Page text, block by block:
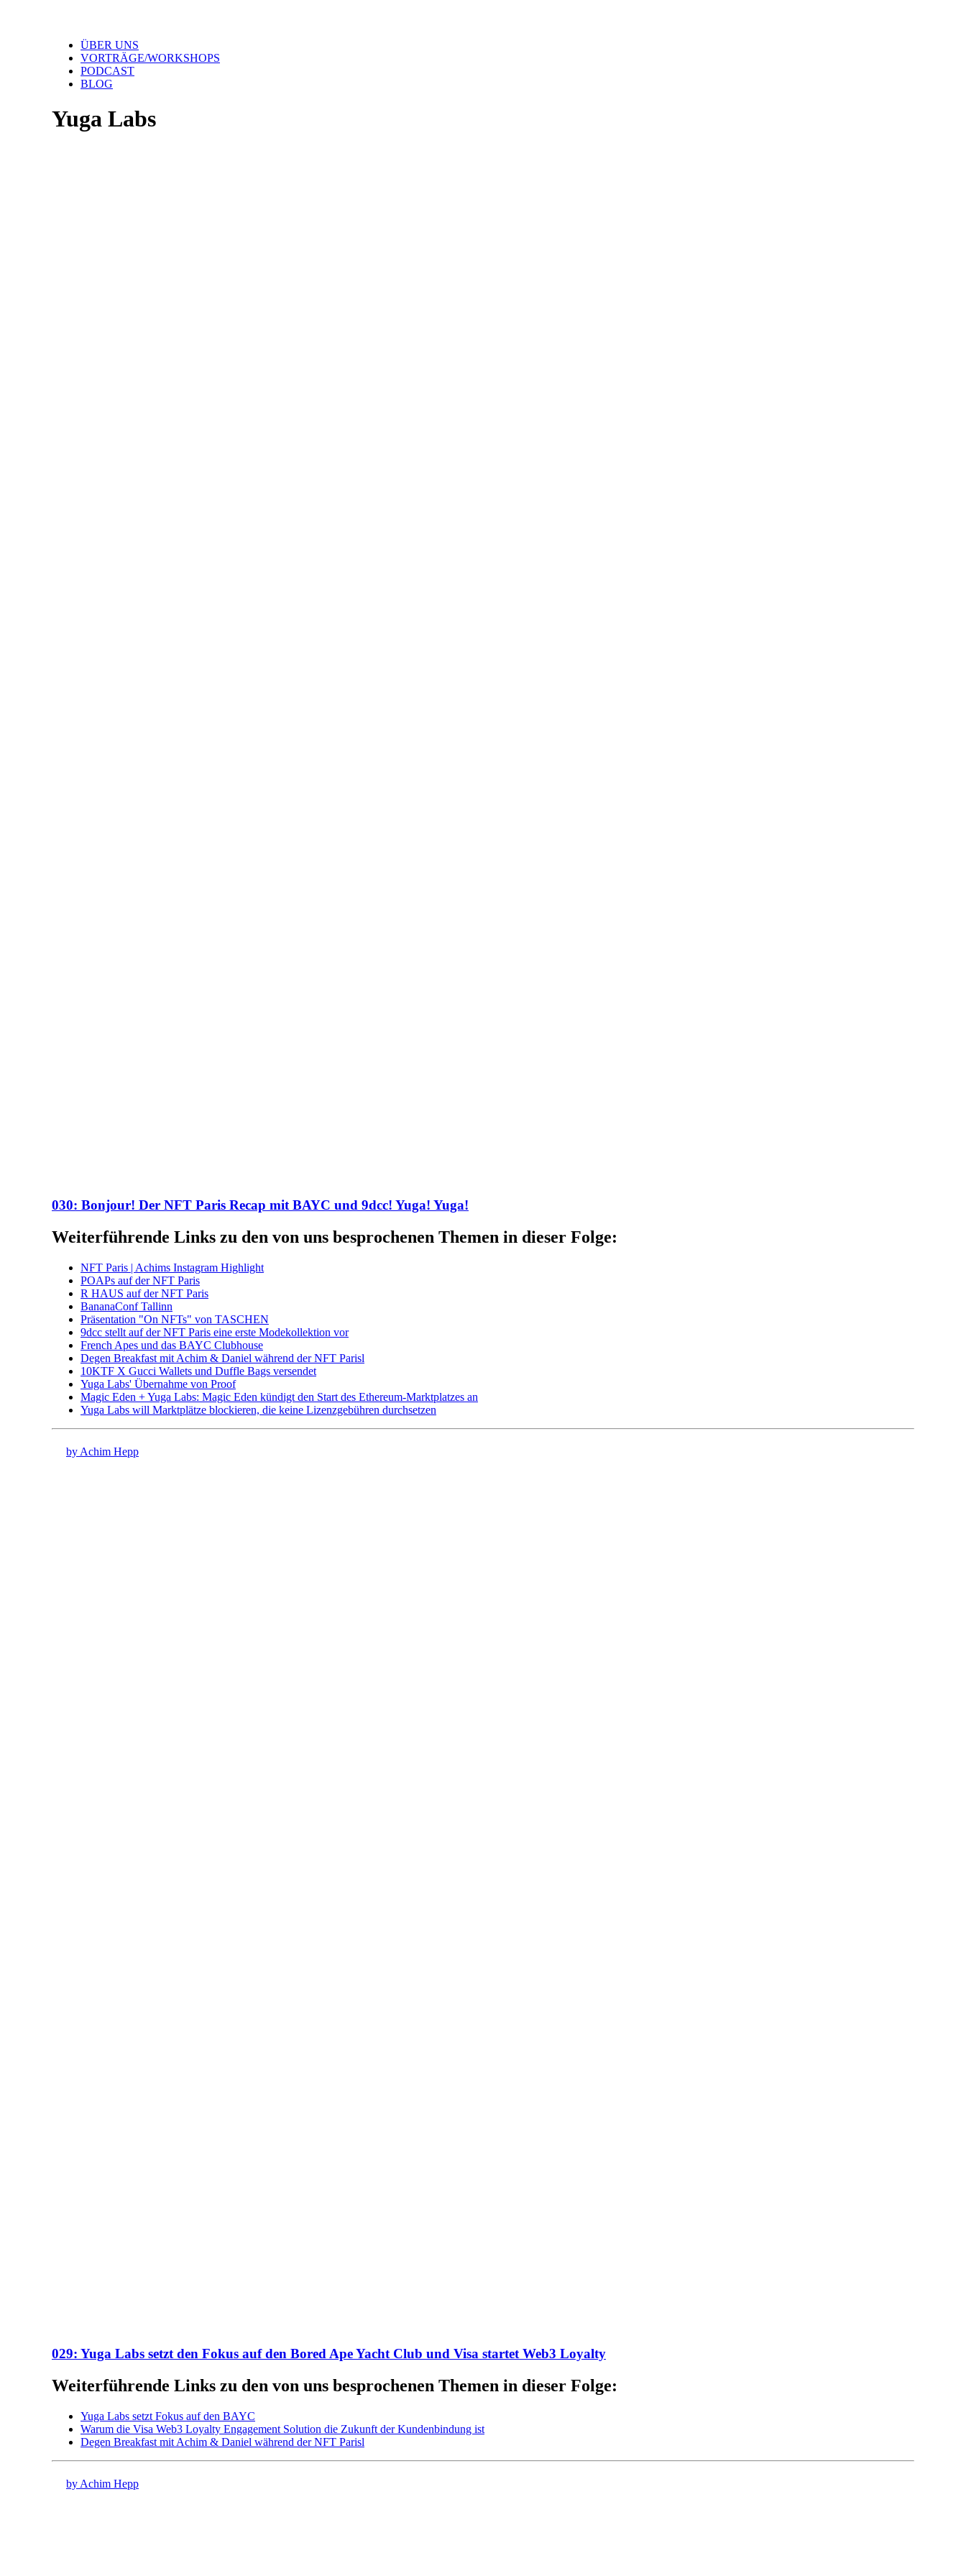
ÜBER UNS
VORTRÄGE/WORKSHOPS
PODCAST
BLOG
Yuga Labs
030: Bonjour! Der NFT Paris Recap mit BAYC und 9dcc! Yuga! Yuga!
Weiterführende Links zu den von uns besprochenen Themen in dieser Folge:
NFT Paris | Achims Instagram Highlight
POAPs auf der NFT Paris
R HAUS auf der NFT Paris
BananaConf Tallinn
Präsentation "On NFTs" von TASCHEN
9dcc stellt auf der NFT Paris eine erste Modekollektion vor
French Apes und das BAYC Clubhouse
Degen Breakfast mit Achim & Daniel während der NFT Parisl
10KTF X Gucci Wallets und Duffle Bags versendet
Yuga Labs' Übernahme von Proof
Magic Eden + Yuga Labs: Magic Eden kündigt den Start des Ethereum-Marktplatzes an
Yuga Labs will Marktplätze blockieren, die keine Lizenzgebühren durchsetzen
by Achim Hepp
029: Yuga Labs setzt den Fokus auf den Bored Ape Yacht Club und Visa startet Web3 Loyalty
Weiterführende Links zu den von uns besprochenen Themen in dieser Folge:
Yuga Labs setzt Fokus auf den BAYC
Warum die Visa Web3 Loyalty Engagement Solution die Zukunft der Kundenbindung ist
Degen Breakfast mit Achim & Daniel während der NFT Parisl
by Achim Hepp